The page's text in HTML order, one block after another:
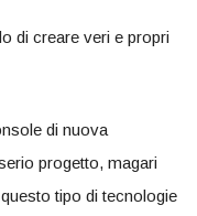
di creare veri e propri
di nuova
progetto, magari
tipo di tecnologie